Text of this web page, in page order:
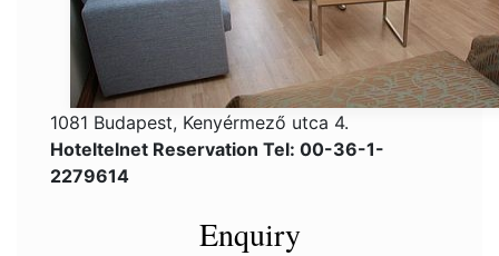
1081 Budapest, Kenyérmező utca 4.
Hoteltelnet Reservation Tel: 00-36-1-
2279614
Enquiry